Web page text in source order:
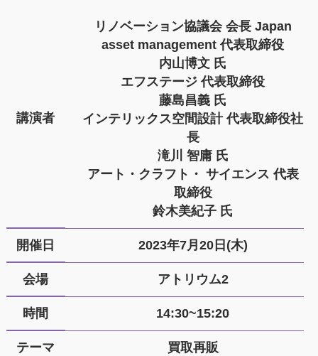
講演者
リノベーション協議会 会長 Japan
asset management 代表取締役
内山博文 氏
エフステージ 代表取締役
藤島昌義 氏
インテリックス空間設計 代表取締役社
長
滝川 智庸 氏
アート・クラフト・ サイエンス 代表
取締役
鈴木美紀子 氏
開催日 2023年7月20日(木)
会場 アトリウム2
時間 14:30~15:20
テーマ 買取再販